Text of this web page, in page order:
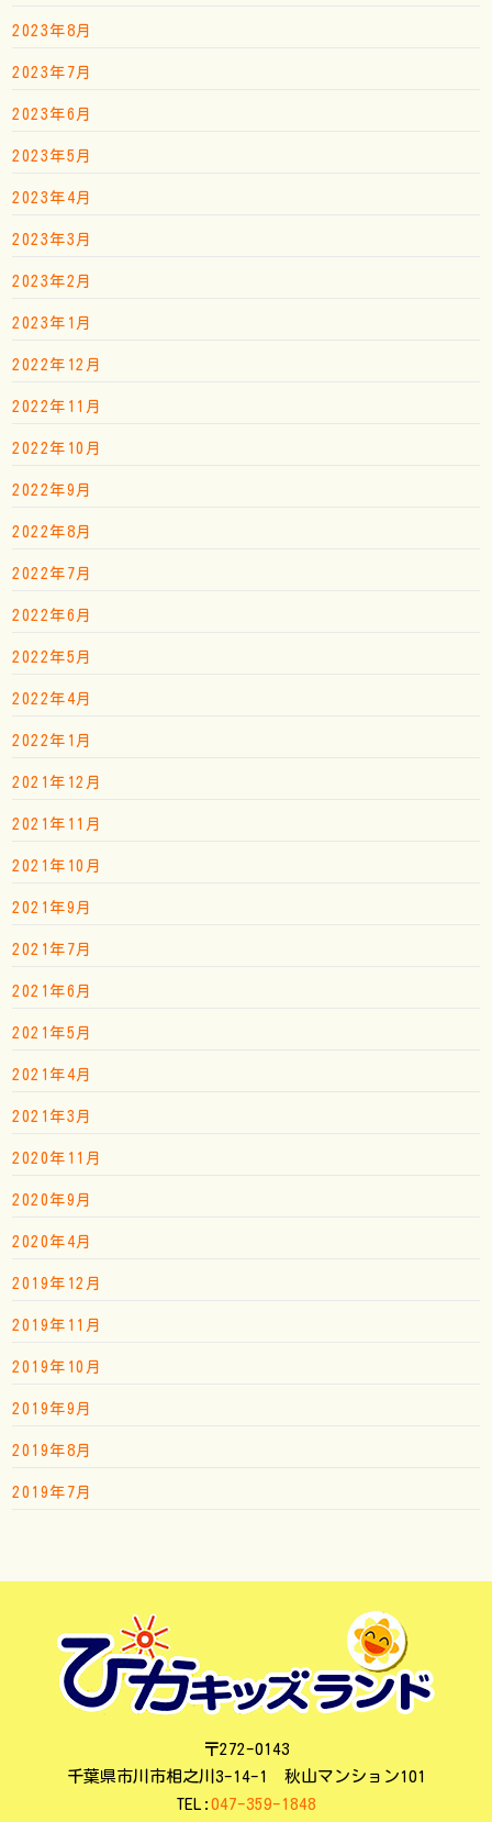
2023年8月
2023年7月
2023年6月
2023年5月
2023年4月
2023年3月
2023年2月
2023年1月
2022年12月
2022年11月
2022年10月
2022年9月
2022年8月
2022年7月
2022年6月
2022年5月
2022年4月
2022年1月
2021年12月
2021年11月
2021年10月
2021年9月
2021年7月
2021年6月
2021年5月
2021年4月
2021年3月
2020年11月
2020年9月
2020年4月
2019年12月
2019年11月
2019年10月
2019年9月
2019年8月
2019年7月
〒272-0143
千葉県市川市相之川3-14-1 秋山マンション101
TEL: 047-359-1848